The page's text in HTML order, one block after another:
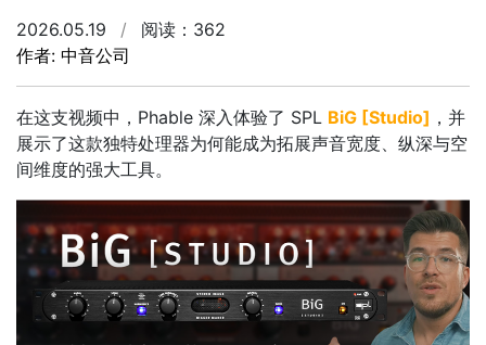
2026.05.19 /
阅读：362
作者: 中音公司
在这支视频中，Phable 深入体验了 SPL BiG [Studio] ，并
展示了这款独特处理器为何能成为拓展声音宽度、纵深与空
间维度的强大工具。